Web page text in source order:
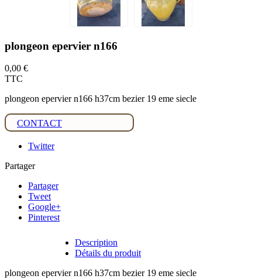
plongeon epervier n166
0,00 €
TTC
plongeon epervier n166 h37cm bezier 19 eme siecle
CONTACT
Twitter
Partager
Partager
Tweet
Google+
Pinterest
Description
Détails du produit
plongeon epervier n166 h37cm bezier 19 eme siecle